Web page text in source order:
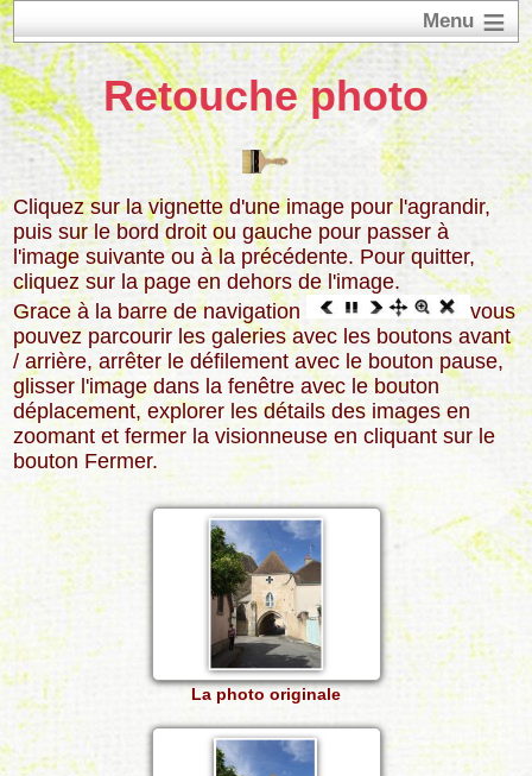
Retouche photo
Cliquez sur la vignette d'une image pour l'agrandir,
puis sur le bord droit ou gauche pour passer à
l'image suivante ou à la précédente. Pour quitter,
cliquez sur la page en dehors de l'image.
Grace à la barre de navigation
vous
pouvez parcourir les galeries avec les boutons avant
/ arrière, arrêter le défilement avec le bouton pause,
glisser l'image dans la fenêtre avec le bouton
déplacement, explorer les détails des images en
zoomant et fermer la visionneuse en cliquant sur le
bouton Fermer.
La photo originale